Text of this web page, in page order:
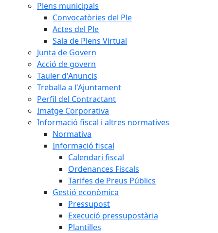
Plens municipals
Convocatòries del Ple
Actes del Ple
Sala de Plens Virtual
Junta de Govern
Acció de govern
Tauler d'Anuncis
Treballa a l'Ajuntament
Perfil del Contractant
Imatge Corporativa
Informació fiscal i altres normatives
Normativa
Informació fiscal
Calendari fiscal
Ordenances Fiscals
Tarifes de Preus Públics
Gestió econòmica
Pressupost
Execució pressupostària
Plantilles